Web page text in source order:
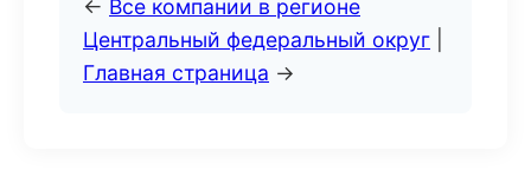
← Все компании в регионе
Центральный федеральный округ
Главная страница →